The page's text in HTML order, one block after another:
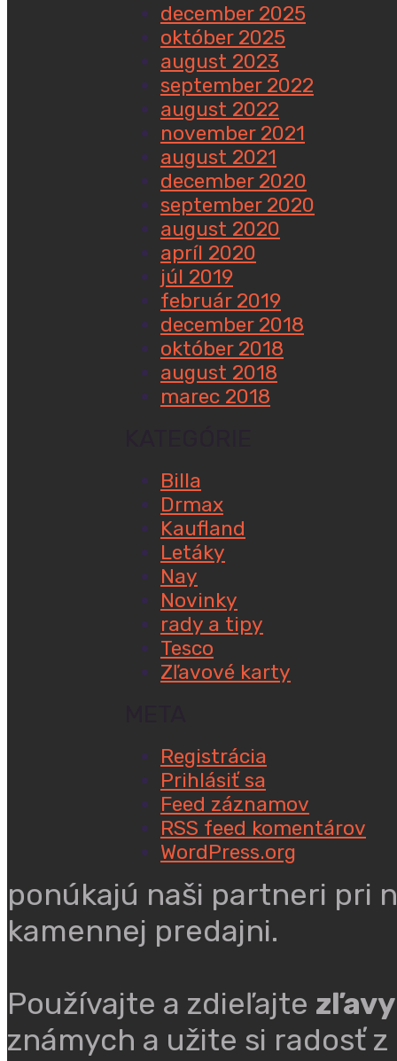
december 2025
október 2025
august 2023
september 2022
august 2022
november 2021
august 2021
december 2020
september 2020
august 2020
apríl 2020
júl 2019
február 2019
december 2018
október 2018
august 2018
marec 2018
Billa
Drmax
Kaufland
Letáky
Nay
Novinky
rady a tipy
Tesco
Zľavové karty
Registrácia
Prihlásiť sa
Feed záznamov
RSS feed komentárov
WordPress.org
ponúkajú naši partneri pri
kamennej predajni.
Používajte a zdieľajte
známych a užite si radosť